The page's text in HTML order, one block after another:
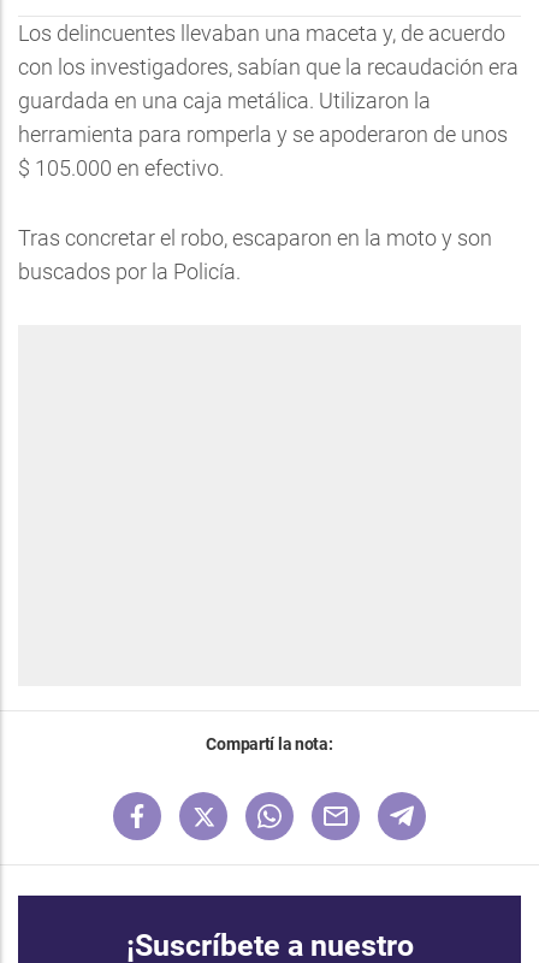
Los delincuentes llevaban una maceta y, de acuerdo
con los investigadores, sabían que la recaudación era
guardada en una caja metálica. Utilizaron la
herramienta para romperla y se apoderaron de unos
$ 105.000 en efectivo.
Tras concretar el robo, escaparon en la moto y son
buscados por la Policía.
Compartí la nota:
¡Suscríbete a nuestro